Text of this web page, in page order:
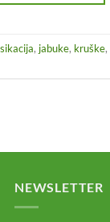
, jabuke, kruške,
NEWSLETTER